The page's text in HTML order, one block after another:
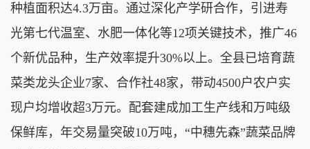
种植面积达4.3万亩。通过深化产学研合作，引进寿
光第七代温室、水肥一体化等12项关键技术，推广46
个新优品种，生产效率提升30%以上。全县已培育蔬
菜类龙头企业7家、合作社48家，带动4500户农户实
现户均增收超3万元。配套建成加工生产线和万吨级
保鲜库，年交易量突破10万吨，“中穗先森”蔬菜品牌